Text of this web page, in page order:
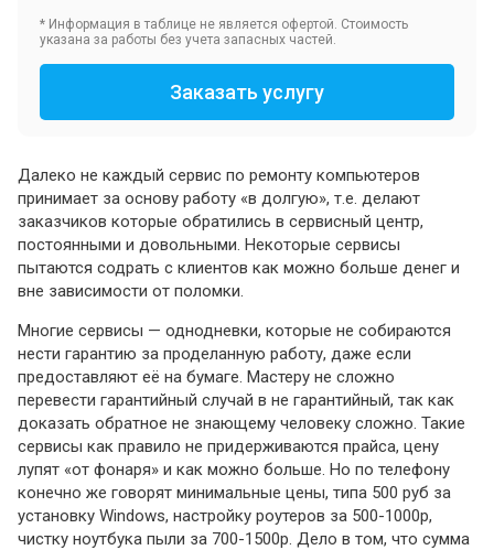
* Информация в таблице не является офертой. Стоимость
указана за работы без учета запасных частей.
Заказать услугу
Далеко не каждый сервис по ремонту компьютеров
принимает за основу работу «в долгую», т.е. делают
заказчиков которые обратились в сервисный центр,
постоянными и довольными. Некоторые сервисы
пытаются содрать с клиентов как можно больше денег и
вне зависимости от поломки.
Многие сервисы — однодневки, которые не собираются
нести гарантию за проделанную работу, даже если
предоставляют её на бумаге. Мастеру не сложно
перевести гарантийный случай в не гарантийный, так как
доказать обратное не знающему человеку сложно. Такие
сервисы как правило не придерживаются прайса, цену
лупят «от фонаря» и как можно больше. Но по телефону
конечно же говорят минимальные цены, типа 500 руб за
установку Windows, настройку роутеров за 500-1000р,
чистку ноутбука пыли за 700-1500р. Дело в том, что сумма